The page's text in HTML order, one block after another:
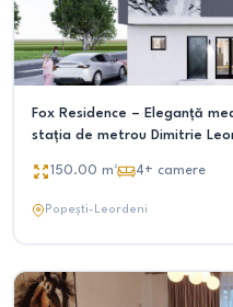
Fox Residence – Eleganță
stația de metrou Dimitrie
150.00 m² 4+ camere
Popești-Leordeni